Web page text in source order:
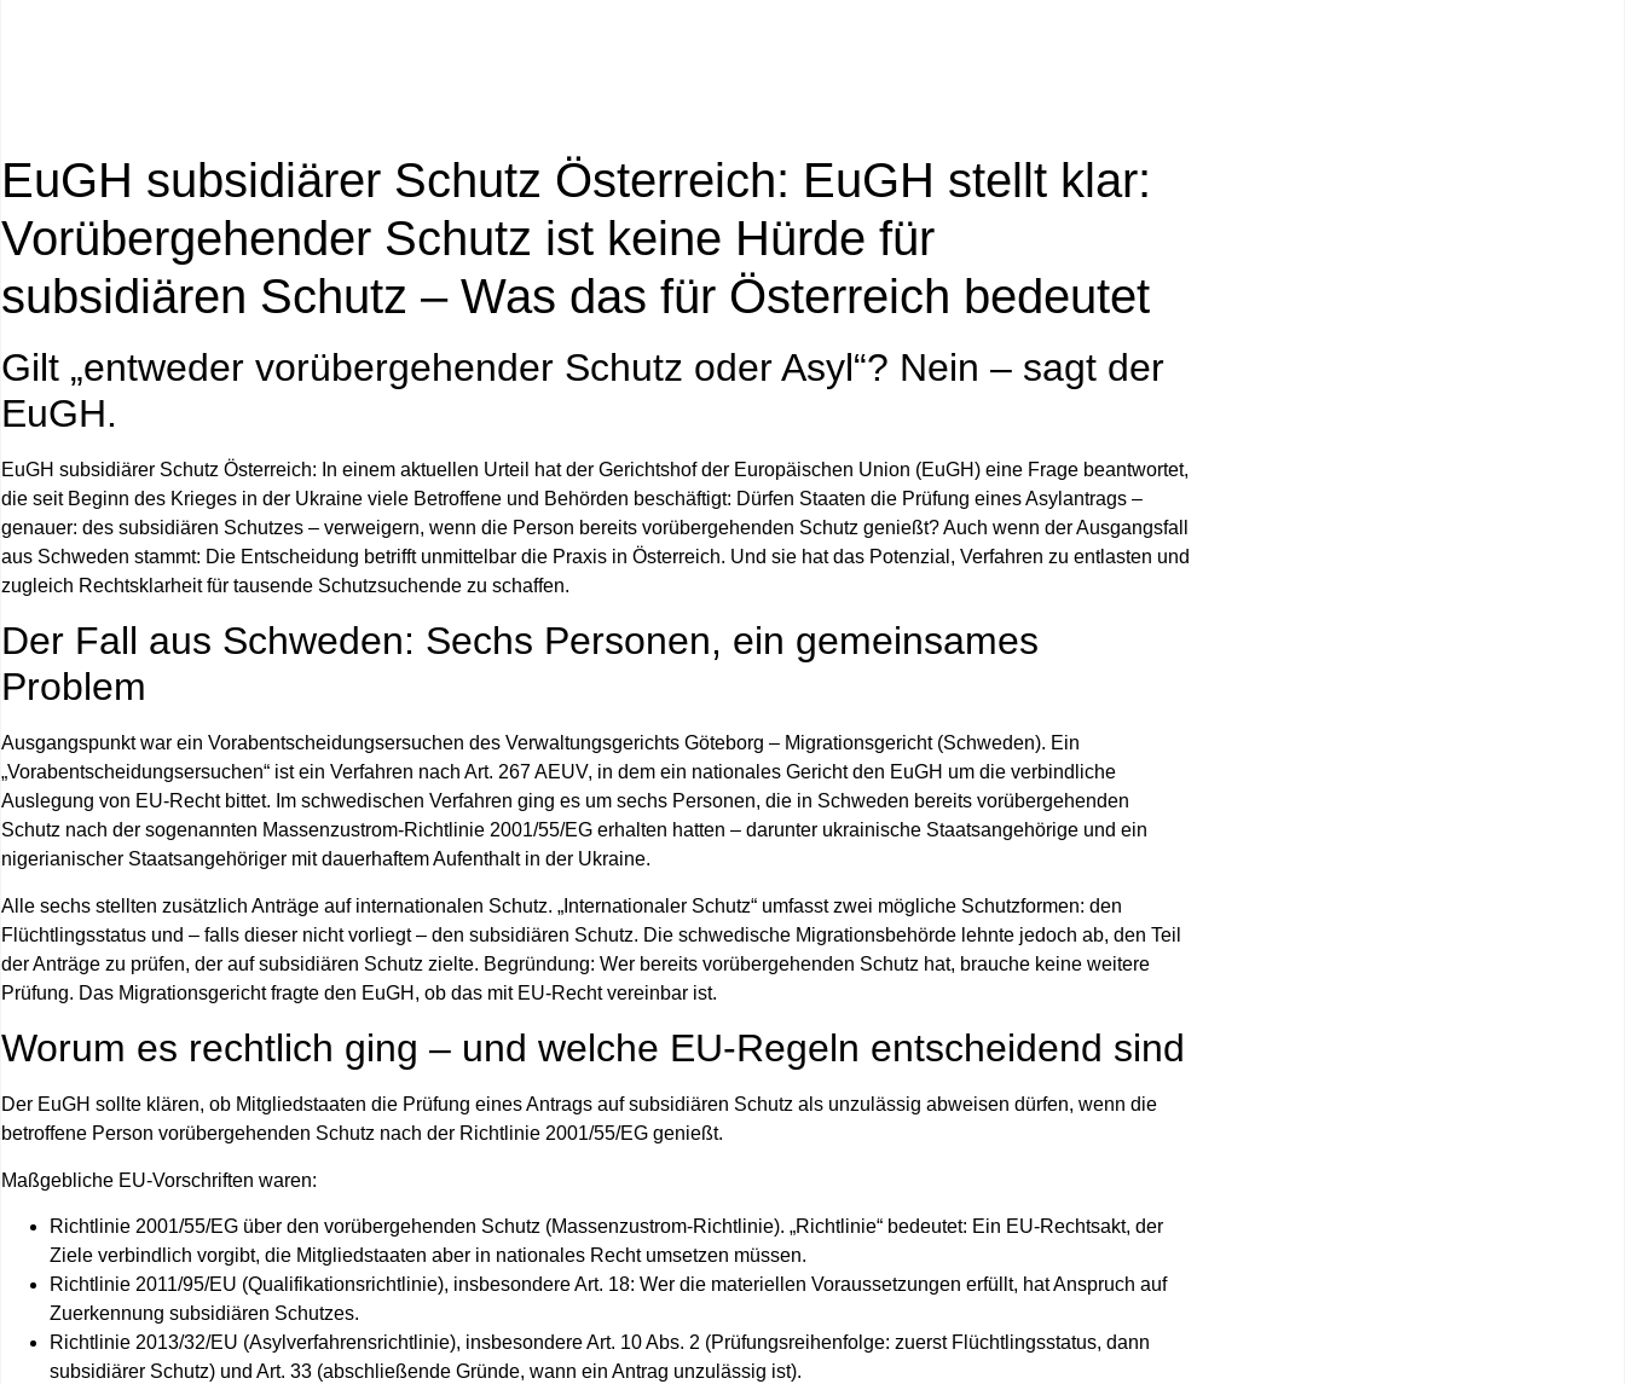
EuGH subsidiärer Schutz Österreich: EuGH stellt klar:
Vorübergehender Schutz ist keine Hürde für
subsidiären Schutz – Was das für Österreich bedeutet
Gilt „entweder vorübergehender Schutz oder Asyl“? Nein – sagt der
EuGH.
EuGH subsidiärer Schutz Österreich: In einem aktuellen Urteil hat der Gerichtshof der Europäischen Union (EuGH) eine Frage beantwortet,
die seit Beginn des Krieges in der Ukraine viele Betroffene und Behörden beschäftigt: Dürfen Staaten die Prüfung eines Asylantrags –
genauer: des subsidiären Schutzes – verweigern, wenn die Person bereits vorübergehenden Schutz genießt? Auch wenn der Ausgangsfall
aus Schweden stammt: Die Entscheidung betrifft unmittelbar die Praxis in Österreich. Und sie hat das Potenzial, Verfahren zu entlasten und
zugleich Rechtsklarheit für tausende Schutzsuchende zu schaffen.
Der Fall aus Schweden: Sechs Personen, ein gemeinsames
Problem
Ausgangspunkt war ein Vorabentscheidungsersuchen des Verwaltungsgerichts Göteborg – Migrationsgericht (Schweden). Ein
„Vorabentscheidungsersuchen“ ist ein Verfahren nach Art. 267 AEUV, in dem ein nationales Gericht den EuGH um die verbindliche
Auslegung von EU-Recht bittet. Im schwedischen Verfahren ging es um sechs Personen, die in Schweden bereits vorübergehenden
Schutz nach der sogenannten Massenzustrom-Richtlinie 2001/55/EG erhalten hatten – darunter ukrainische Staatsangehörige und ein
nigerianischer Staatsangehöriger mit dauerhaftem Aufenthalt in der Ukraine.
Alle sechs stellten zusätzlich Anträge auf internationalen Schutz. „Internationaler Schutz“ umfasst zwei mögliche Schutzformen: den
Flüchtlingsstatus und – falls dieser nicht vorliegt – den subsidiären Schutz. Die schwedische Migrationsbehörde lehnte jedoch ab, den Teil
der Anträge zu prüfen, der auf subsidiären Schutz zielte. Begründung: Wer bereits vorübergehenden Schutz hat, brauche keine weitere
Prüfung. Das Migrationsgericht fragte den EuGH, ob das mit EU-Recht vereinbar ist.
Worum es rechtlich ging – und welche EU-Regeln entscheidend sind
Der EuGH sollte klären, ob Mitgliedstaaten die Prüfung eines Antrags auf subsidiären Schutz als unzulässig abweisen dürfen, wenn die
betroffene Person vorübergehenden Schutz nach der Richtlinie 2001/55/EG genießt.
Maßgebliche EU-Vorschriften waren:
Richtlinie 2001/55/EG über den vorübergehenden Schutz (Massenzustrom-Richtlinie). „Richtlinie“ bedeutet: Ein EU-Rechtsakt, der
Ziele verbindlich vorgibt, die Mitgliedstaaten aber in nationales Recht umsetzen müssen.
Richtlinie 2011/95/EU (Qualifikationsrichtlinie), insbesondere Art. 18: Wer die materiellen Voraussetzungen erfüllt, hat Anspruch auf
Zuerkennung subsidiären Schutzes.
Richtlinie 2013/32/EU (Asylverfahrensrichtlinie), insbesondere Art. 10 Abs. 2 (Prüfungsreihenfolge: zuerst Flüchtlingsstatus, dann
subsidiärer Schutz) und Art. 33 (abschließende Gründe, wann ein Antrag unzulässig ist).